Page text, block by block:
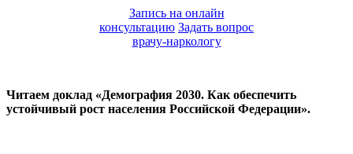
Запись на онлайн
консультацию Задать вопрос
врачу-наркологу
Читаем доклад «Демография 2030. Как обеспечить
устойчивый рост населения Российской Федерации».